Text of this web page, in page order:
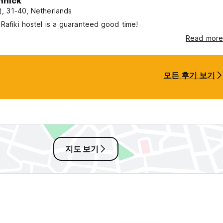
, 31-40, Netherlands
hostel is a guaranteed good time!
Read more
모든 후기 보기
지도 보기